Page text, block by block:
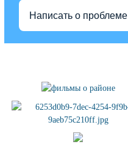
Написать о проблеме